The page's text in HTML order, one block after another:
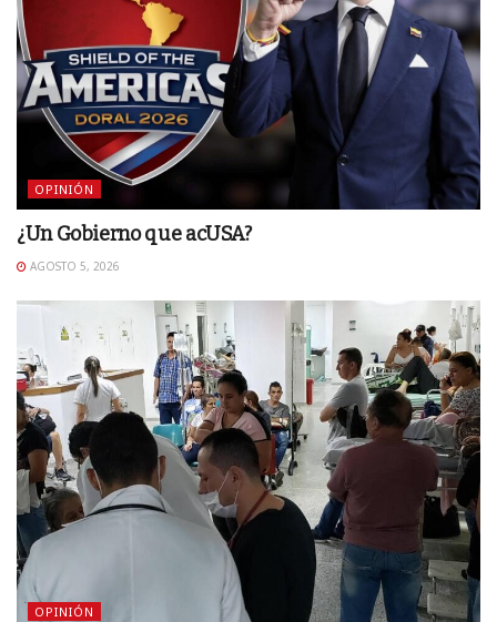
OPINIÓN
¿Un Gobierno que acUSA?
AGOSTO 5, 2026
OPINIÓN